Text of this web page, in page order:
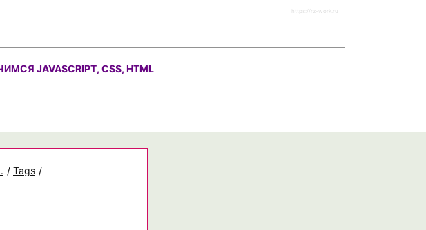
https://rz-work.ru
JAVASCRIPT, CSS, HTML
/ Tags /